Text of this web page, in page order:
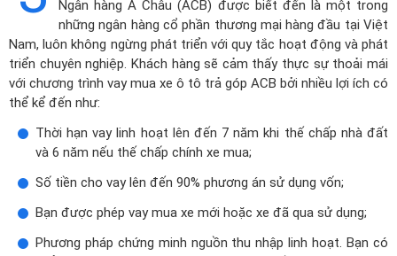
Ngân hàng Á Châu (ACB) được biết đến là một trong
những ngân hàng cổ phần thương mại hàng đầu tại Việt
Nam, luôn không ngừng phát triển với quy tắc hoạt động và phát
triển chuyên nghiệp. Khách hàng sẽ cảm thấy thực sự thoải mái
với chương trình vay mua xe ô tô trả góp ACB bởi nhiều lợi ích có
thể kể đến như:
Thời hạn vay linh hoạt lên đến 7 năm khi thế chấp nhà đất
và 6 năm nếu thế chấp chính xe mua;
Số tiền cho vay lên đến 90% phương án sử dụng vốn;
Bạn được phép vay mua xe mới hoặc xe đã qua sử dụng;
Phương pháp chứng minh nguồn thu nhập linh hoạt. Bạn có